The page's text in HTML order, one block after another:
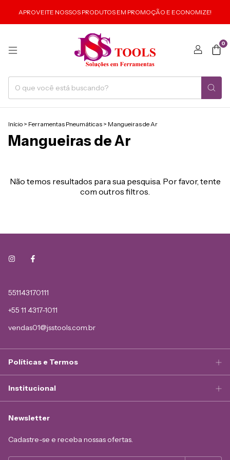
APROVEITE NOSSOS PRODUTOS EM PROMOÇÃO E ECONOMIZE!
0
Início > Ferramentas Pneumáticas > Mangueiras de Ar
Mangueiras de Ar
Não temos resultados para sua pesquisa. Por favor, tente
com outros filtros.
551143170111
+55 11 4317-1011
vendas01@jsstools.com.br
Políticas e Termos
Institucional
Newsletter
Cadastre-se e receba nossas ofertas.